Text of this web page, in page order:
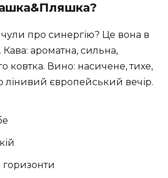
про синергію? Це вона в
Кава: ароматна, сильна,
ковтка. Вино: насичене, тихе,
європейський вечір.
горизонти